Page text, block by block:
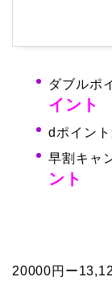
ダブルポ
イント
dポイン
早割キャ
ント
20000円ー